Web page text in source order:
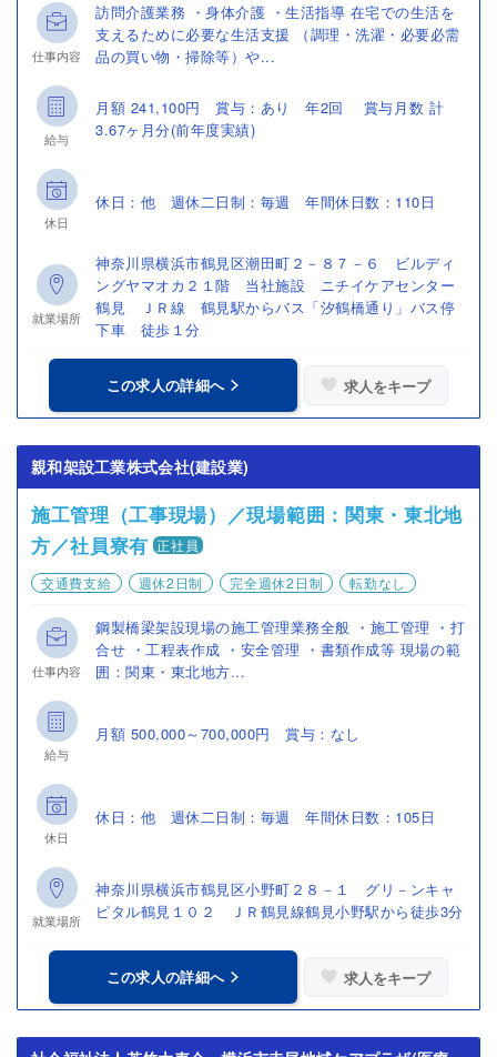
仕事内容
訪問介護業務 ・身体介護 ・生活指導 在宅での生活を
支えるために必要な生活支援 （調理・洗濯・必要必需
品の買い物・掃除等）や...
給与
月額 241,100円 賞与：あり 年2回 賞与月数 計
3.67ヶ月分(前年度実績)
休日
休日：他 週休二日制：毎週 年間休日数：110日
就業場所
神奈川県横浜市鶴見区潮田町２－８７－６ ビルディ
ングヤマオカ２１階 当社施設 ニチイケアセンター
鶴見 ＪＲ線 鶴見駅からバス「汐鶴橋通り」バス停
下車 徒歩１分
この求人の詳細へ 求人をキープ
親和架設工業株式会社(建設業)
施工管理（工事現場）／現場範囲：関東・東北地
方／社員寮有 正社員
交通費支給
週休2日制 完全週休2日制 転勤なし
仕事内容
鋼製橋梁架設現場の施工管理業務全般 ・施工管理 ・打
合せ ・工程表作成 ・安全管理 ・書類作成等 現場の範
囲：関東・東北地方...
給与
月額 500,000～700,000円 賞与：なし
休日
休日：他 週休二日制：毎週 年間休日数：105日
就業場所
神奈川県横浜市鶴見区小野町２８－１ グリ－ンキャ
ピタル鶴見１０２ ＪＲ鶴見線鶴見小野駅から徒歩3分
この求人の詳細へ 求人をキープ